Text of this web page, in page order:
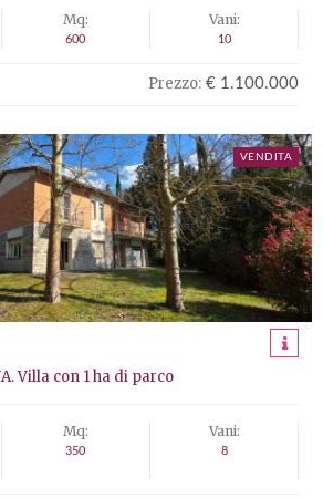
Mq:
600
Vani:
10
Prezzo: € 1.100.000
VENDITA
Villa con 1 ha di parco
Mq:
350
Vani:
8